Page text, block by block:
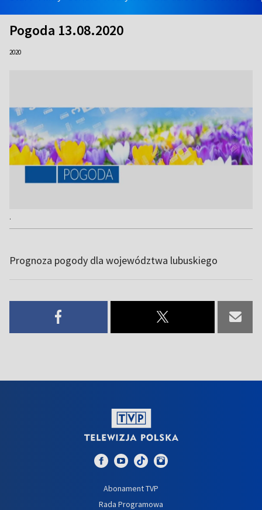
Pogoda 13.08.2020
2020
.
Prognoza pogody dla województwa lubuskiego
Abonament TVP
Rada Programowa